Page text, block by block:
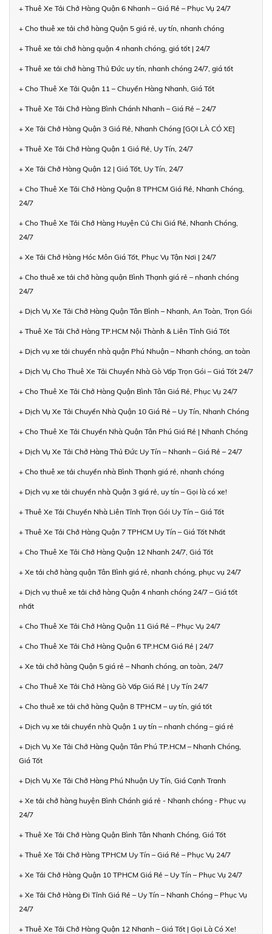
+ Thuê Xe Tải Chở Hàng Quận 6 Nhanh – Giá Rẻ – Phục Vụ 24/7
+ Cho thuê xe tải chở hàng Quận 5 giá rẻ, uy tín, nhanh chóng
+ Thuê xe tải chở hàng quận 4 nhanh chóng, giá tốt | 24/7
+ Thuê xe tải chở hàng Thủ Đức uy tín, nhanh chóng 24/7, giá tốt
+ Cho Thuê Xe Tải Quận 11 – Chuyển Hàng Nhanh, Giá Tốt
+ Thuê Xe Tải Chở Hàng Bình Chánh Nhanh – Giá Rẻ – 24/7
+ Xe Tải Chở Hàng Quận 3 Giá Rẻ, Nhanh Chóng [GỌI LÀ CÓ XE]
+ Thuê Xe Tải Chở Hàng Quận 1 Giá Rẻ, Uy Tín, 24/7
+ Xe Tải Chở Hàng Quận 12 | Giá Tốt, Uy Tín, 24/7
+ Cho Thuê Xe Tải Chở Hàng Quận 8 TPHCM Giá Rẻ, Nhanh Chóng,
24/7
+ Cho Thuê Xe Tải Chở Hàng Huyện Củ Chi Giá Rẻ, Nhanh Chóng,
24/7
+ Xe Tải Chở Hàng Hóc Môn Giá Tốt, Phục Vụ Tận Nơi | 24/7
+ Cho thuê xe tải chở hàng quận Bình Thạnh giá rẻ – nhanh chóng
24/7
+ Dịch Vụ Xe Tải Chở Hàng Quận Tân Bình – Nhanh, An Toàn, Trọn Gói
+ Thuê Xe Tải Chở Hàng TP.HCM Nội Thành & Liên Tỉnh Giá Tốt
+ Dịch vụ xe tải chuyển nhà quận Phú Nhuận – Nhanh chóng, an toàn
+ Dịch Vụ Cho Thuê Xe Tải Chuyển Nhà Gò Vấp Trọn Gói – Giá Tốt 24/7
+ Cho Thuê Xe Tải Chở Hàng Quận Bình Tân Giá Rẻ, Phục Vụ 24/7
+ Dịch Vụ Xe Tải Chuyển Nhà Quận 10 Giá Rẻ – Uy Tín, Nhanh Chóng
+ Cho Thuê Xe Tải Chuyển Nhà Quận Tân Phú Giá Rẻ | Nhanh Chóng
+ Dịch Vụ Xe Tải Chở Hàng Thủ Đức Uy Tín – Nhanh – Giá Rẻ – 24/7
+ Cho thuê xe tải chuyển nhà Bình Thạnh giá rẻ, nhanh chóng
+ Dịch vụ xe tải chuyển nhà Quận 3 giá rẻ, uy tín – Gọi là có xe!
+ Thuê Xe Tải Chuyển Nhà Liên Tỉnh Trọn Gói Uy Tín – Giá Tốt
+ Thuê Xe Tải Chở Hàng Quận 7 TPHCM Uy Tín – Giá Tốt Nhất
+ Cho Thuê Xe Tải Chở Hàng Quận 12 Nhanh 24/7, Giá Tốt
+ Xe tải chở hàng quận Tân Bình giá rẻ, nhanh chóng, phục vụ 24/7
+ Dịch vụ thuê xe tải chở hàng Quận 4 nhanh chóng 24/7 – Giá tốt
nhất
+ Cho Thuê Xe Tải Chở Hàng Quận 11 Giá Rẻ – Phục Vụ 24/7
+ Cho Thuê Xe Tải Chở Hàng Quận 6 TP.HCM Giá Rẻ | 24/7
+ Xe tải chở hàng Quận 5 giá rẻ – Nhanh chóng, an toàn, 24/7
+ Cho Thuê Xe Tải Chở Hàng Gò Vấp Giá Rẻ | Uy Tín 24/7
+ Cho thuê xe tải chở hàng Quận 8 TPHCM – uy tín, giá tốt
+ Dịch vụ xe tải chuyển nhà Quận 1 uy tín – nhanh chóng – giá rẻ
+ Dịch Vụ Xe Tải Chở Hàng Quận Tân Phú TP.HCM – Nhanh Chóng,
Giá Tốt
+ Dịch Vụ Xe Tải Chở Hàng Phú Nhuận Uy Tín, Giá Cạnh Tranh
+ Xe tải chở hàng huyện Bình Chánh giá rẻ - Nhanh chóng - Phục vụ
24/7
+ Thuê Xe Tải Chở Hàng Quận Bình Tân Nhanh Chóng, Giá Tốt
+ Thuê Xe Tải Chở Hàng TPHCM Uy Tín – Giá Rẻ – Phục Vụ 24/7
+ Xe Tải Chở Hàng Quận 10 TPHCM Giá Rẻ – Uy Tín – Phục Vụ 24/7
+ Xe Tải Chở Hàng Đi Tỉnh Giá Rẻ – Uy Tín – Nhanh Chóng – Phục Vụ
24/7
+ Thuê Xe Tải Chở Hàng Quận 12 Nhanh – Giá Tốt | Gọi Là Có Xe!